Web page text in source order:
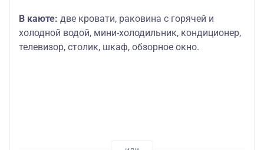
В каюте: две кровати, раковина с горячей и
холодной водой, мини-холодильник, кондиционер,
телевизор, столик, шкаф, обзорное окно.